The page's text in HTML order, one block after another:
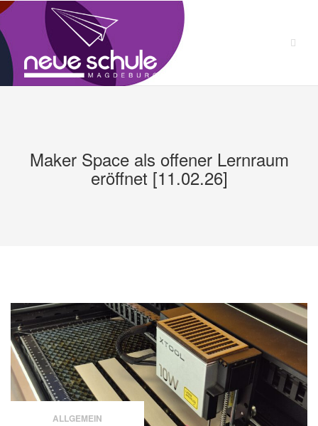
Zum
springen
Maker Space als offener Lernraum
eröffnet [11.02.26]
ALLGEMEIN